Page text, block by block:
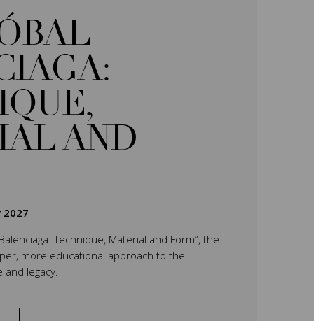
AND
2027
Technique, Material and Form”, the
more educational approach to the
legacy.